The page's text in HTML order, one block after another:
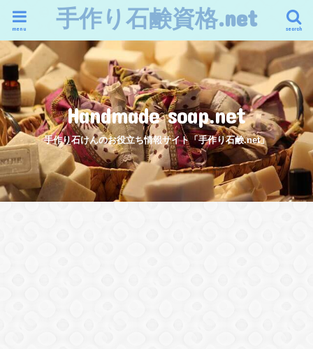
手作り石鹸資格.net search
menu
Handmade soap.net
手作り石けんのお役立ち情報サイト「手作り石鹸.net」